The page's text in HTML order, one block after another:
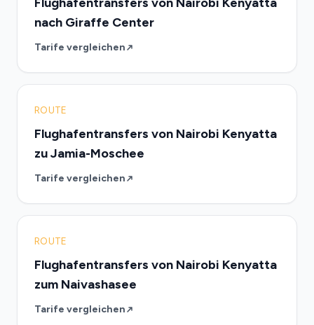
nach Giraffe Center
Tarife vergleichen
ROUTE
Flughafentransfers von Nairobi Kenyatta
zu Jamia-Moschee
Tarife vergleichen
ROUTE
Flughafentransfers von Nairobi Kenyatta
zum Naivashasee
Tarife vergleichen